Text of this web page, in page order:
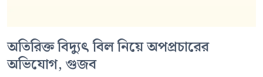
অতিরিক্ত বিদ্যুৎ বিল নিয়ে অপপ্রচারের
অভিযোগ, গুজব